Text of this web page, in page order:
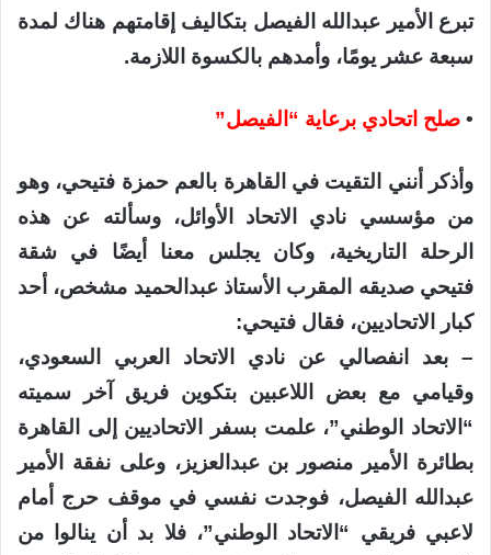
تبرع الأمير عبدالله الفيصل بتكاليف إقامتهم هناك لمدة
سبعة عشر يومًا، وأمدهم بالكسوة اللازمة.
• صلح اتحادي برعاية “الفيصل”
وأذكر أنني التقيت في القاهرة بالعم حمزة فتيحي، وهو
من مؤسسي نادي الاتحاد الأوائل، وسألته عن هذه
الرحلة التاريخية، وكان يجلس معنا أيضًا في شقة
فتيحي صديقه المقرب الأستاذ عبدالحميد مشخص، أحد
كبار الاتحاديين، فقال فتيحي:
– بعد انفصالي عن نادي الاتحاد العربي السعودي،
وقيامي مع بعض اللاعبين بتكوين فريق آخر سميته
“الاتحاد الوطني”، علمت بسفر الاتحاديين إلى القاهرة
بطائرة الأمير منصور بن عبدالعزيز، وعلى نفقة الأمير
عبدالله الفيصل، فوجدت نفسي في موقف حرج أمام
لاعبي فريقي “الاتحاد الوطني”، فلا بد أن ينالوا من